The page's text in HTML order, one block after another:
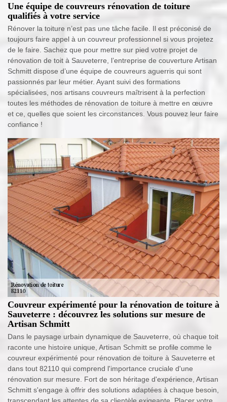
Une équipe de couvreurs rénovation de toiture
qualifiés à votre service
Rénover la toiture n’est pas une tâche facile. Il est préconisé de
toujours faire appel à un couvreur professionnel si vous projetez
de le faire. Sachez que pour mettre sur pied votre projet de
rénovation de toit à Sauveterre, l’entreprise de couverture Artisan
Schmitt dispose d’une équipe de couvreurs aguerris qui sont
passionnés par leur métier. Ayant suivi des formations
spécialisées, nos artisans couvreurs maîtrisent à la perfection
toutes les méthodes de rénovation de toiture à mettre en œuvre
et ce, quelles que soient les circonstances. Vous pouvez leur faire
confiance !
Couvreur expérimenté pour la rénovation de toiture à
Sauveterre : découvrez les solutions sur mesure de
Artisan Schmitt
Dans le paysage urbain dynamique de Sauveterre, où chaque toit
raconte une histoire unique, Artisan Schmitt se profile comme le
couvreur expérimenté pour rénovation de toiture à Sauveterre et
dans tout 82110 qui comprend l'importance cruciale d'une
rénovation sur mesure. Fort de son héritage d'expérience, Artisan
Schmitt s'engage à offrir des solutions adaptées à chaque besoin,